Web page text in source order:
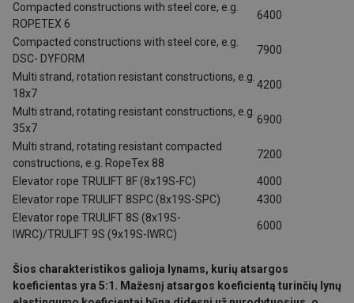
Compacted constructions with steel core, e.g.
ROPETEX 6
6400
Compacted constructions with steel core, e.g.
DSC- DYFORM
7900
Multi strand, rotation resistant constructions, e.g.
18x7
4200
Multi strand, rotating resistant constructions, e.g.
35x7
6900
Multi strand, rotating resistant compacted
constructions, e.g. RopeTex 88
7200
Elevator rope TRULIFT 8F (8x19S-FC)
4000
Elevator rope TRULIFT 8SPC (8x19S-SPC)
4300
Elevator rope TRULIFT 8S (8x19S-
IWRC)/TRULIFT 9S (9x19S-IWRC)
6000
Šios charakteristikos galioja lynams, kurių atsargos
koeficientas yra 5:1. Mažesnį atsargos koeficientą turinčių lynų